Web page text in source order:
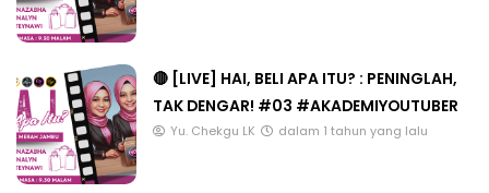
🔴 [LIVE] HAI, BELI APA ITU? : PENINGLAH,
TAK DENGAR! #03 #AKADEMIYOUTUBER
Yu. Chekgu LK dalam 1 tahun yang lalu